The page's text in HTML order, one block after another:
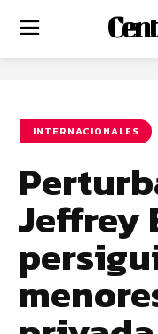
INTERNACIONALES
Jeffrey